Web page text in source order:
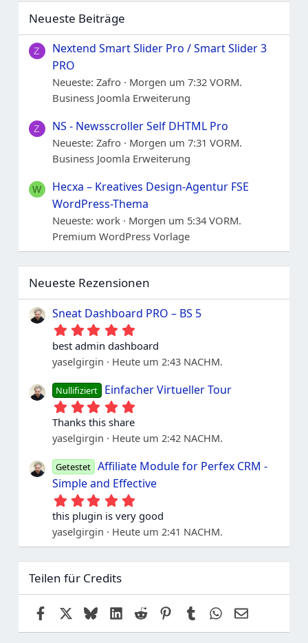
Neueste Beiträge
Z
Nextend Smart Slider Pro / Smart Slider 3
PRO
Neueste: Zafro
Morgen um 7:32 VORM.
Business Joomla Erweiterung
Z NS - Newsscroller Self DHTML Pro
Neueste: Zafro
Morgen um 7:31 VORM.
Business Joomla Erweiterung
W
Hecxa – Kreatives Design-Agentur FSE
WordPress-Thema
Neueste: work
Morgen um 5:34 VORM.
Premium WordPress Vorlage
Neueste Rezensionen
Sneat Dashboard PRO – BS 5
.
0
0
t
e
e
best admin dashboard
yaselgirgin
Heute um 2:43 NACHM.
Nullifiziert Einfacher Virtueller Tour
0
t
e
r
e
Thanks this share
yaselgirgin
Heute um 2:42 NACHM.
Getestet Affiliate Module for Perfex CRM -
Simple and Effective
.
0
0
S
t
n
e
this plugin is very good
yaselgirgin
Heute um 2:41 NACHM.
Teilen für Credits
FacebookBlueskyLinkedIn
Reddit Pinterest
Tumblr WhatsApp
E-Mail